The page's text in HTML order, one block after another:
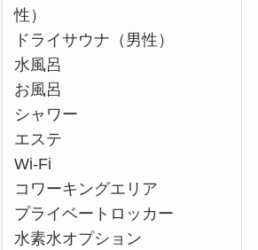
性）
ドライサウナ（男性）
水風呂
お風呂
シャワー
エステ
Wi-Fi
コワーキングエリア
プライベートロッカー
水素水オプション